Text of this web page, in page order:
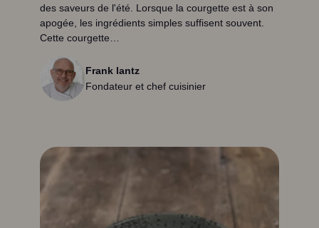
des saveurs de l'été. Lorsque la courgette est à son
apogée, les ingrédients simples suffisent souvent.
Cette courgette…
Frank lantz
Fondateur et chef cuisinier